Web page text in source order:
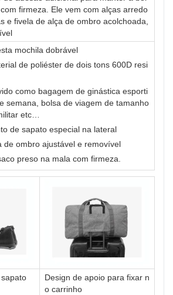
firmeza. Ele vem com alças arredo
e fivela de alça de ombro acolchoada,
mochila dobrável
de poliéster de dois tons 600D resi
como bagagem de ginástica esporti
semana, bolsa de viagem de tamanho
etc…
de sapato especial na lateral
ombro ajustável e removível
preso na mala com firmeza.
Design de apoio para fixar n
o carrinho